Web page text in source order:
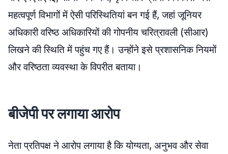
महत्वपूर्ण विभागों में ऐसी परिस्थितियां बन गई हैं, जहां जूनियर
अधिकारी वरिष्ठ अधिकारियों की गोपनीय चरित्रावली (सीआर)
लिखने की स्थिति में पहुंच गए हैं। उन्होंने इसे प्रशासनिक नियमों
और वरिष्ठता व्यवस्था के विपरीत बताया।
बीजेपी पर लगाया आरोप
नेता प्रतिपक्ष ने आरोप लगाया है कि योग्यता, अनुभव और सेवा